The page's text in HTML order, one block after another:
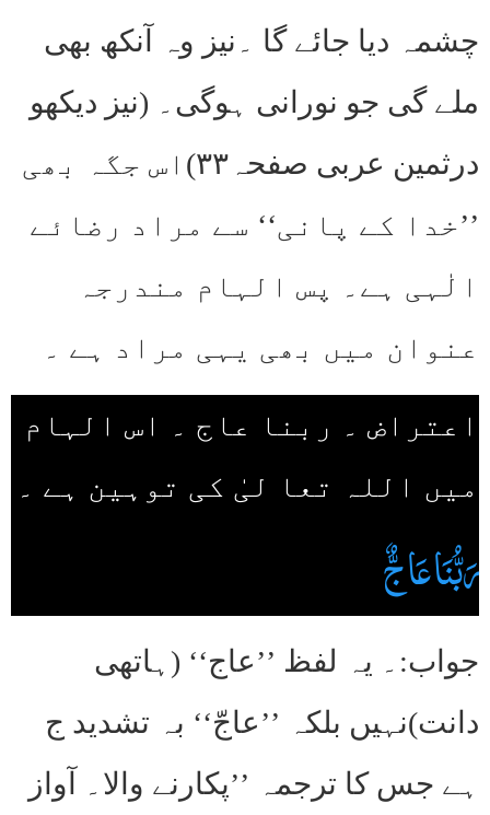
چشمہ دیا جائے گا ۔نیز وہ آنکھ بھی
ملے گی جو نورانی ہوگی۔ (نیز دیکھو
درثمین عربی صفحہ۳۳)اس جگہ بھی
’’خدا کے پانی‘‘ سے مراد رضائے
الٰہی ہے۔ پس الہام مندرجہ
عنوان میں بھی یہی مراد ہے ۔
اعتراض ۔ ربنا عاج ۔ اس الہام
میں اللہ تعا لیٰ کی توہین ہے ۔
رَبُّنَا عَاجٌّ
جواب:۔ یہ لفظ ’’عاج‘‘ (ہاتھی
دانت)نہیں بلکہ ’’عاجّ‘‘ بہ تشدید ج
ہے جس کا ترجمہ ’’پکارنے والا۔ آواز